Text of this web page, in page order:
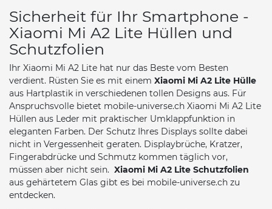
Sicherheit für Ihr Smartphone -
Xiaomi Mi A2 Lite Hüllen und
Schutzfolien
Ihr Xiaomi Mi A2 Lite hat nur das Beste vom Besten
verdient. Rüsten Sie es mit einem Xiaomi Mi A2 Lite Hülle
aus Hartplastik in verschiedenen tollen Designs aus. Für
Anspruchsvolle bietet mobile-universe.ch Xiaomi Mi A2 Lite
Hüllen aus Leder mit praktischer Umklappfunktion in
eleganten Farben. Der Schutz Ihres Displays sollte dabei
nicht in Vergessenheit geraten. Displaybrüche, Kratzer,
Fingerabdrücke und Schmutz kommen täglich vor,
müssen aber nicht sein. Xiaomi Mi A2 Lite Schutzfolien
aus gehärtetem Glas gibt es bei mobile-universe.ch zu
entdecken.